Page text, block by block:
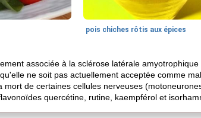
pois chiches rôtis aux épices
associée à la sclérose latérale
ne soit pas actuellement acceptée comme
de certaines cellules nerveuses
quercétine, rutine, kaempférol et